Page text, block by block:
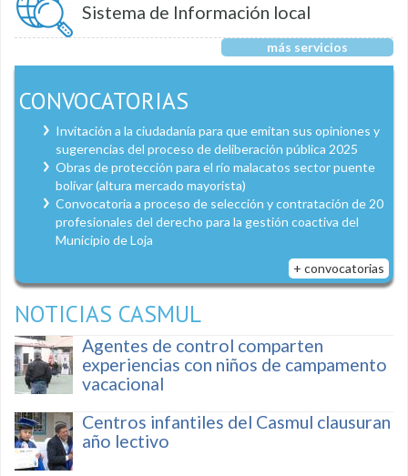
Sistema de Información local
más servicios
CONVOCATORIAS
Invitación a la ciudadanía para que emitan sus opiniones y
sugerencias del proceso de deliberación pública 2025
Obras de protección para el río malacatos sector puente
bolívar (altura mercado mayorista)
Convocatoria a proceso de selección y contratación de 20
profesionales del derecho para la gestión coactiva del
Municipio de Loja
+ convocatorias
NOTICIAS CASMUL
Agentes de control comparten
experiencias con niños de campamento
vacacional
Centros infantiles del Casmul clausuran
año lectivo